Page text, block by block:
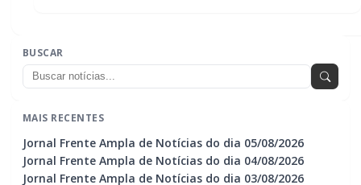
BUSCAR
MAIS RECENTES
Jornal Frente Ampla de Notícias do dia 05/08/2026
Jornal Frente Ampla de Notícias do dia 04/08/2026
Jornal Frente Ampla de Notícias do dia 03/08/2026